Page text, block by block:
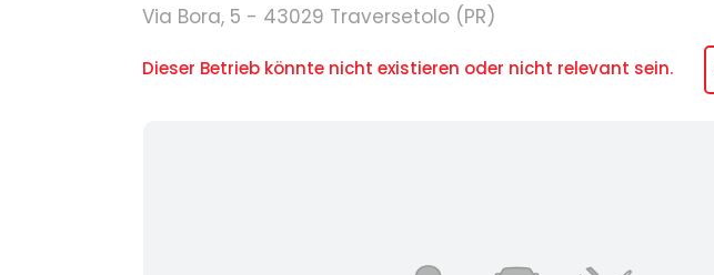
Via Bora, 5 - 43029 Traversetolo (PR)
Dieser Betrieb könnte nicht existieren oder nicht relevant sein.